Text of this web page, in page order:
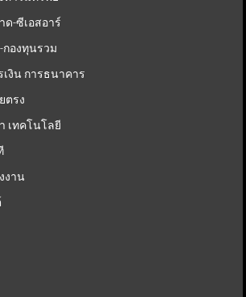
ด-ซีเอสอาร์
กองทุนรวม
เงิน การธนาคาร
ตรง
เทคโนโลยี
งาน